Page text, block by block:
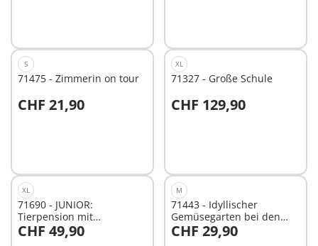
S
71475 - Zimmerin on tour
CHF 21,90
In den Warenkorb
XL
71327 - Große Schule
CHF 129,90
In den Warenkorb
XL
71690 - JUNIOR:
Tierpension mit
Futterspender
CHF 49,90
In den Warenkorb
M
71443 - Idyllischer
Gemüsegarten bei den
Großeltern
CHF 29,90
In den Warenkorb